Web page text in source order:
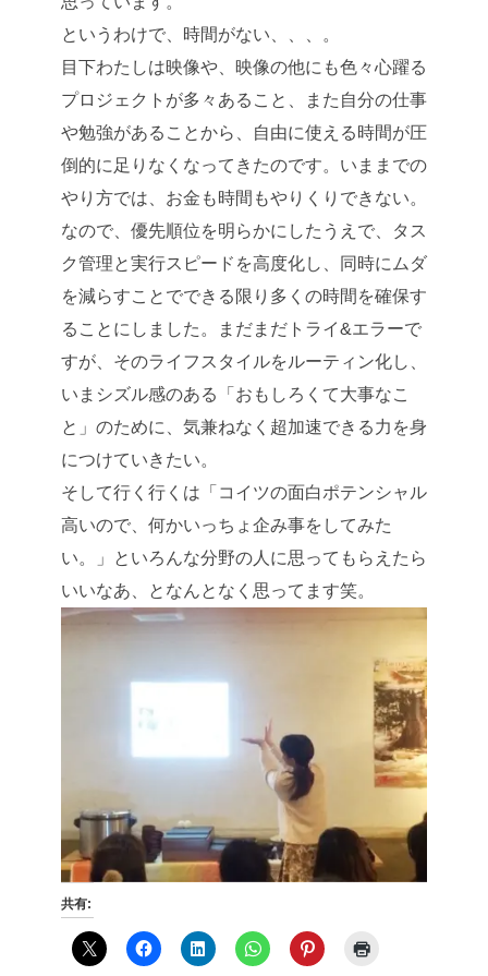
というわけで、時間がない、、、。
目下わたしは映像や、映像の他にも色々心躍る
プロジェクトが多々あること、また自分の仕事
や勉強があることから、自由に使える時間が圧
倒的に足りなくなってきたのです。いままでの
やり方では、お金も時間もやりくりできない。
なので、優先順位を明らかにしたうえで、タス
ク管理と実行スピードを高度化し、同時にムダ
を減らすことでできる限り多くの時間を確保す
ることにしました。まだまだトライ&エラーで
すが、そのライフスタイルをルーティン化し、
いまシズル感のある「おもしろくて大事なこ
と」のために、気兼ねなく超加速できる力を身
につけていきたい。
そして行く行くは「コイツの面白ポテンシャル
高いので、何かいっちょ企み事をしてみた
い。」といろんな分野の人に思ってもらえたら
いいなあ、となんとなく思ってます笑。
共有: